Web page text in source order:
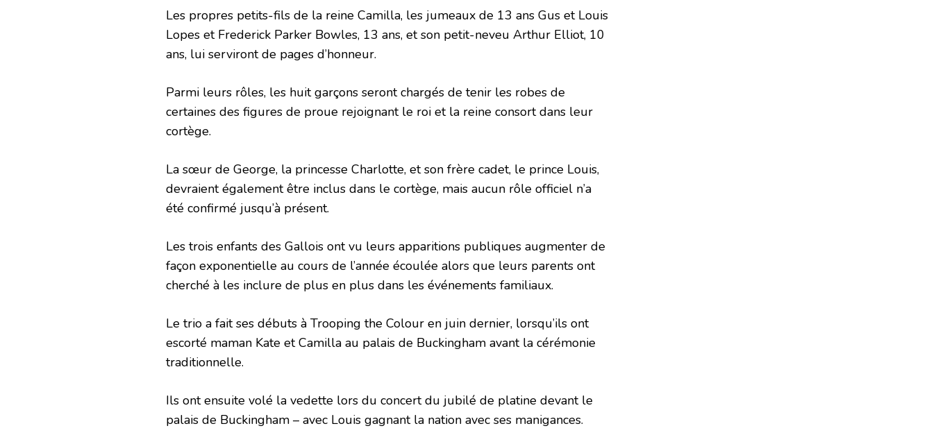
Les propres petits-fils de la reine Camilla, les jumeaux de 13 ans Gus et Louis
Lopes et Frederick Parker Bowles, 13 ans, et son petit-neveu Arthur Elliot, 10
ans, lui serviront de pages d’honneur.
Parmi leurs rôles, les huit garçons seront chargés de tenir les robes de
certaines des figures de proue rejoignant le roi et la reine consort dans leur
cortège.
La sœur de George, la princesse Charlotte, et son frère cadet, le prince Louis,
devraient également être inclus dans le cortège, mais aucun rôle officiel n’a
été confirmé jusqu’à présent.
Les trois enfants des Gallois ont vu leurs apparitions publiques augmenter de
façon exponentielle au cours de l’année écoulée alors que leurs parents ont
cherché à les inclure de plus en plus dans les événements familiaux.
Le trio a fait ses débuts à Trooping the Colour en juin dernier, lorsqu’ils ont
escorté maman Kate et Camilla au palais de Buckingham avant la cérémonie
traditionnelle.
Ils ont ensuite volé la vedette lors du concert du jubilé de platine devant le
palais de Buckingham – avec Louis gagnant la nation avec ses manigances.